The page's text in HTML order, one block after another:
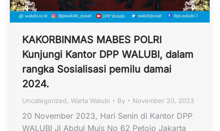
KAKORBINMAS MABES POLRI
Kunjungi Kantor DPP WALUBI, dalam
rangka Sosialisasi pemilu damai
2024.
Uncategorized Warta Walubi By November 20, 2023
20 November 2023, Hari Senin di Kantor DPP
WALUBI Jl Abdul Muis No 62 Petojo Jakarta